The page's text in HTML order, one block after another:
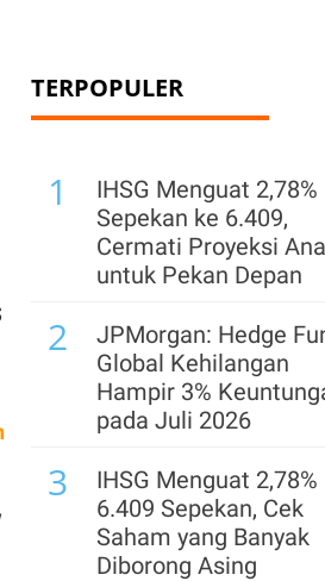
TERPOPULER
1
IHSG Menguat 2,78%
Sepekan ke 6.409,
Cermati Proyeksi
untuk Pekan Depan
2
JPMorgan: Hedge
Global Kehilangan
Hampir 3%
pada Juli 2026
3
IHSG Menguat 2,78%
6.409 Sepekan, Cek
Saham yang Banyak
Diborong Asing